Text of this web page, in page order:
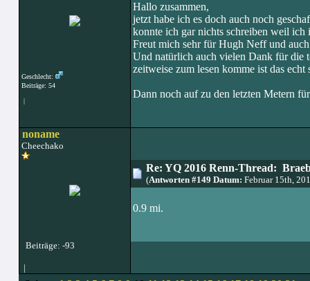
Geschlecht:
Beiträge: 54
|
Hallo zusammen,
jetzt habe ich es doch auch noch
konnte ich gar nichts schreiben weil ich
Freut mich sehr für Hugh Neff und
Und natürlich auch vielen Dank für die
zeitweise zum lesen komme ist das
Dann noch auf zu den letzten Metern
noname
Cheechako
Beiträge: -93
|
Re: YQ 2016 Renn-Thread:
(Antworten #149 Datum: Februar 15th,
0.9 mi.